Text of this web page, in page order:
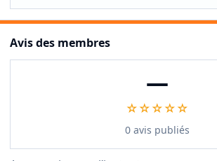
Avis des membres
—
☆☆☆☆☆
0 avis publiés